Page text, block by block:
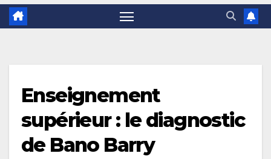
Enseignement
supérieur : le diagnostic
de Bano Barry